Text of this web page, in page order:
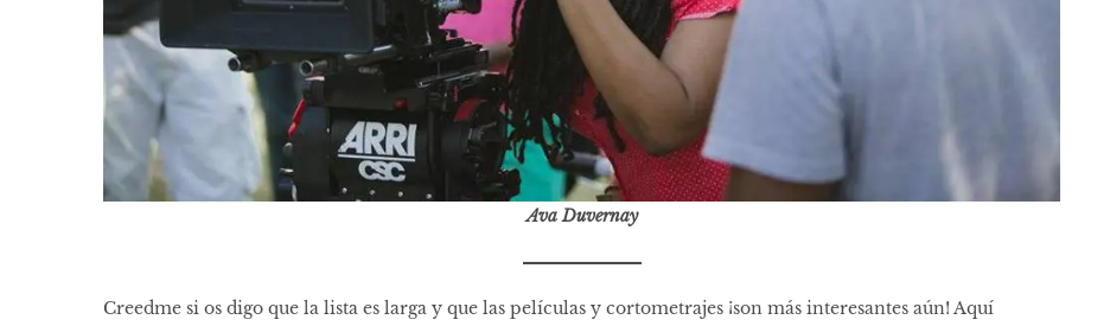
Ava Duvernay
Creedme si os digo que la lista es larga y que las películas y cortometrajes ¡son más interesantes aún! Aquí